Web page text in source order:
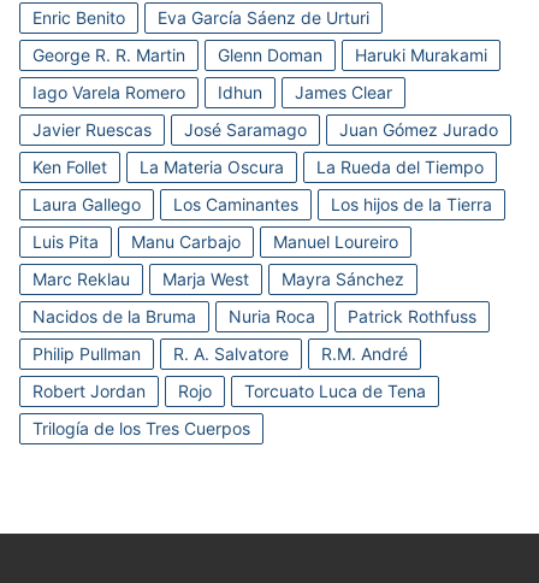
Enric Benito
Eva García Sáenz de Urturi
George R. R. Martin
Glenn Doman
Haruki Murakami
Iago Varela Romero
Idhun
James Clear
Javier Ruescas
José Saramago
Juan Gómez Jurado
Ken Follet
La Materia Oscura
La Rueda del Tiempo
Laura Gallego
Los Caminantes
Los hijos de la Tierra
Luis Pita
Manu Carbajo
Manuel Loureiro
Marc Reklau
Marja West
Mayra Sánchez
Nacidos de la Bruma
Nuria Roca
Patrick Rothfuss
Philip Pullman
R. A. Salvatore
R.M. André
Robert Jordan
Rojo
Torcuato Luca de Tena
Trilogía de los Tres Cuerpos